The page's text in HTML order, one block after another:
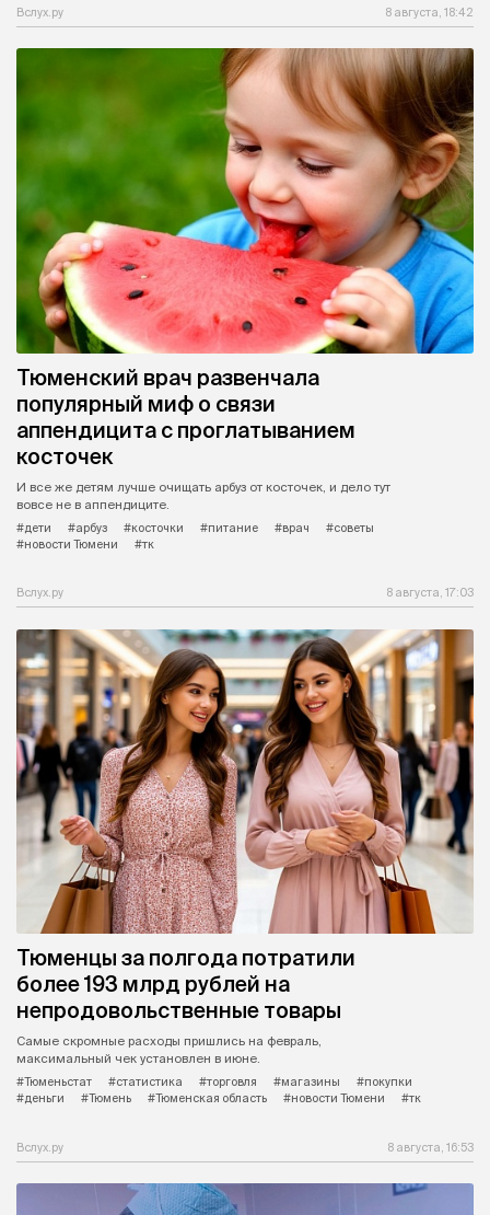
Вслух.ру 8 августа, 18:42
Тюменский врач развенчала
популярный миф о связи
аппендицита с проглатыванием
косточек
И все же детям лучше очищать арбуз от косточек, и дело тут
вовсе не в аппендиците.
#дети
#арбуз #косточки #питание #врач
#советы
#новости Тюмени
#тк
Вслух.ру 8 августа, 17:03
Тюменцы за полгода потратили
более 193 млрд рублей на
непродовольственные товары
Самые скромные расходы пришлись на февраль,
максимальный чек установлен в июне.
#Тюменьстат
#статистика #торговля #магазины
#покупки
#деньги
#Тюмень #Тюменская область #новости Тюмени #тк
Вслух.ру 8 августа, 16:53